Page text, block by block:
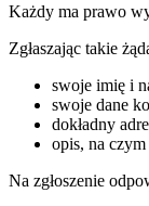
Każdy ma prawo
Zgłaszając takie
swoje imię i
swoje dane
dokładny
opis, na
Na zgłoszenie